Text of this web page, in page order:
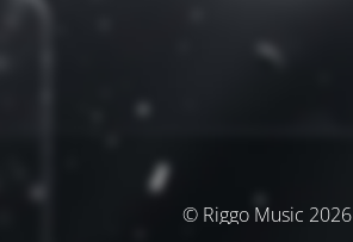
© Riggo Music 2026